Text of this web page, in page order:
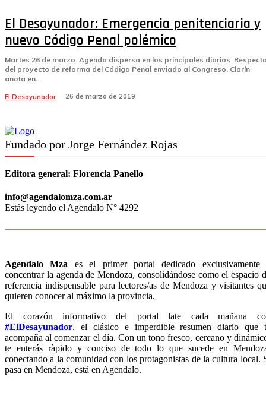
El Desayunador: Emergencia penitenciaria y
nuevo Código Penal polémico
Martes 26 de marzo. Agenda dispersa en los principales diarios.
del proyecto de reforma del Código Penal enviado al Congreso, Clarín
anota en...
El Desayunador 26 de marzo de 2019
Fundado por Jorge Fernández Rojas
Editora general: Florencia Panello
info@agendalomza.com.ar
Estás leyendo el Agendalo N° 4292
Agendalo Mza es el primer portal dedicado exclusivamente
concentrar la agenda de Mendoza, consolidándose como el espacio
referencia indispensable para lectores/as de Mendoza y visitantes
quieren conocer al máximo la provincia.
El corazón informativo del portal late cada mañana
#ElDesayunador, el clásico e imperdible resumen diario que
acompaña al comenzar el día. Con un tono fresco, cercano y
te enterás ràpido y conciso de todo lo que sucede en
conectando a la comunidad con los protagonistas de la cultura local.
pasa en Mendoza, está en Agendalo.